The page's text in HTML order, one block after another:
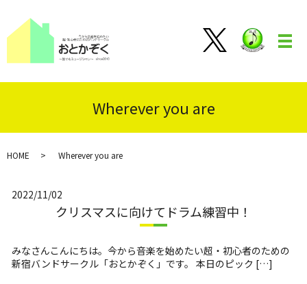
メ
Wherever you are
HOME Wherever you are
2022/11/02
クリスマスに向けてドラム練習中！
みなさんこんにちは。今から音楽を始めたい超・初心者のための
新宿バンドサークル「おとかぞく」です。 本日のピック […]